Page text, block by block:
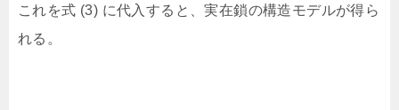
これを式 (3) に代入すると、実在鎖の構造モデルが得ら
れる。